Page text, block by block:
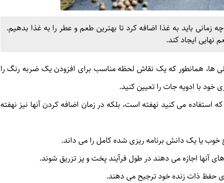
زمانی باید به غذا اضافه کرد تا بهترین طعم و عطر را به غذا بدهیم.
نهایی ایجاد کند.
ها، همانطور که یک نقاش لحظه مناسب برای افزودن یک ضربه رنگ را
با ادویه جات را تعیین کنید.
استفاده می کنید نهفته است، بلکه در زمان اضافه کردن آنها نیز نهفته
یا یک دانش برنامه ریزی شده کامل را می داند.
آنها اجازه می دهند در طول فرآیند پخت و پز تزریق شوند.
حفظ ذات زنده خود ترجیح می دهند.